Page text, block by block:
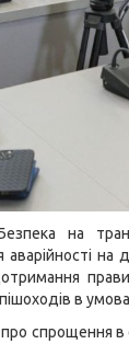
на
на
в
спрощення в